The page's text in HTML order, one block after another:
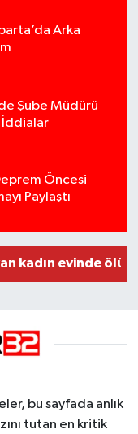
Arka
Şube Müdürü
İddialar
Öncesi
Paylaştı
silahlı
birbirine girdiği
OTOMOBİL GÜL
kadın evinde ölü
bu sayfada anlık
tutan en kritik